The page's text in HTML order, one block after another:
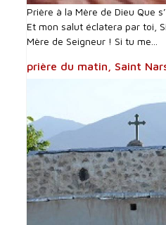
Prière à la Mère de Dieu Que
Et mon salut éclatera par toi,
Mère de Seigneur ! Si tu me...
prière du matin, Saint